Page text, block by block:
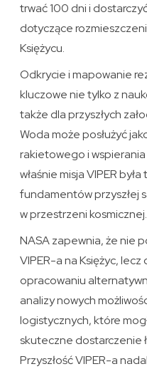
trwać 100 dni i
dotyczące
Księżycu.
Odkrycie i mapowanie
kluczowe nie tylko z
także dla przyszłych
Woda może posłużyć
rakietowego i
właśnie misja VIPER
fundamentów przyszłej
w przestrzeni kosmicznej.
NASA zapewnia, że nie
VIPER-a na Księżyc,
opracowaniu
analizy nowych
logistycznych, które
skuteczne dostarczenie
Przyszłość VIPER-a